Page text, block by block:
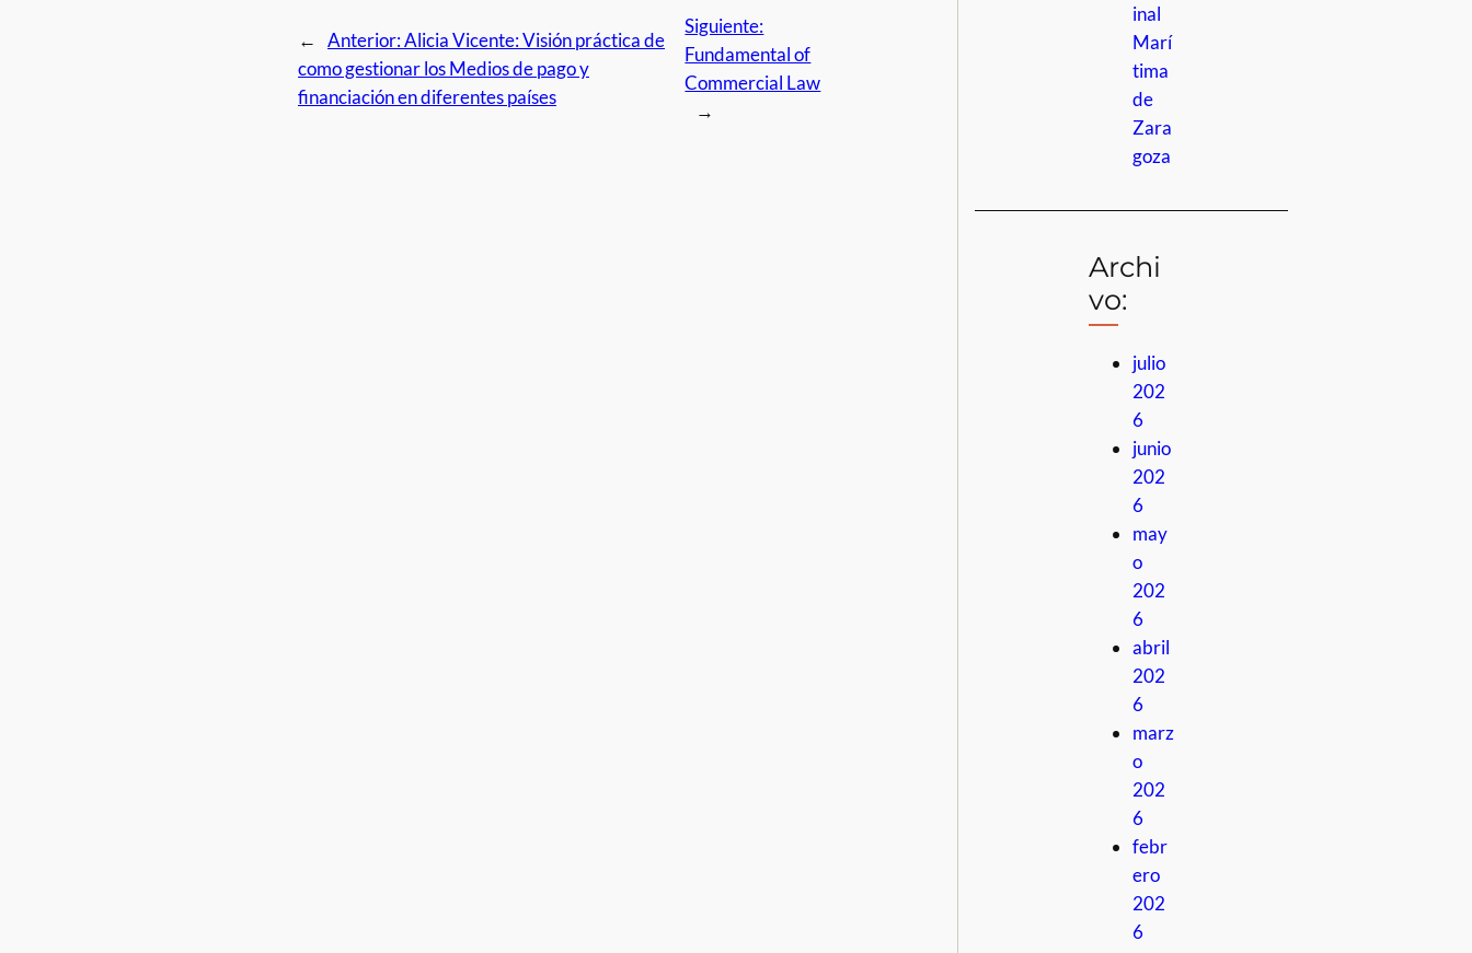
← Anterior:Alicia Vicente: Visión práctica de
como gestionar los Medios de pago y
financiación en diferentes países
Siguiente:
Fundamental of
Commercial Law
→
inal
Marí
tima
de
Zara
goza
Archi
vo:
julio
202
6
junio
202
6
may
o
202
6
abril
202
6
marz
o
202
6
febr
ero
202
6